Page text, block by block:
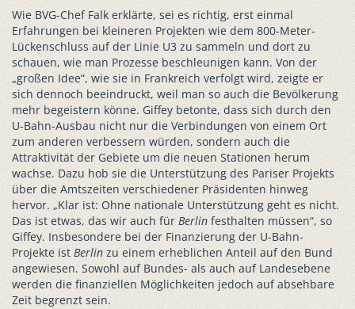
Wie BVG-Chef Falk erklärte, sei es richtig, erst einmal
Erfahrungen bei kleineren Projekten wie dem 800-Meter-
Lückenschluss auf der Linie U3 zu sammeln und dort zu
schauen, wie man Prozesse beschleunigen kann. Von der
„großen Idee“, wie sie in Frankreich verfolgt wird, zeigte er
sich dennoch beeindruckt, weil man so auch die Bevölkerung
mehr begeistern könne. Giffey betonte, dass sich durch den
U-Bahn-Ausbau nicht nur die Verbindungen von einem Ort
zum anderen verbessern würden, sondern auch die
Attraktivität der Gebiete um die neuen Stationen herum
wachse. Dazu hob sie die Unterstützung des Pariser Projekts
über die Amtszeiten verschiedener Präsidenten hinweg
hervor. „Klar ist: Ohne nationale Unterstützung geht es nicht.
Das ist etwas, das wir auch für Berlin festhalten müssen“, so
Giffey. Insbesondere bei der Finanzierung der U-Bahn-
Projekte ist Berlin zu einem erheblichen Anteil auf den Bund
angewiesen. Sowohl auf Bundes- als auch auf Landesebene
werden die finanziellen Möglichkeiten jedoch auf absehbare
Zeit begrenzt sein.